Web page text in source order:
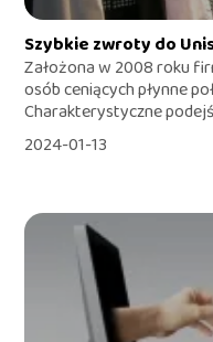
Szybkie zwroty do
Założona w 2008 roku
osób ceniących płynne
Charakterystyczne
2024-01-13